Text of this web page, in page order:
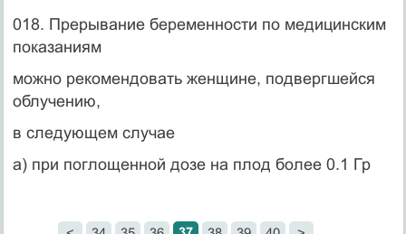
018. Прерывание беременности по медицинским
показаниям
можно рекомендовать женщине, подвергшейся
облучению,
в следующем случае
а) при поглощенной дозе на плод более 0.1 Гр